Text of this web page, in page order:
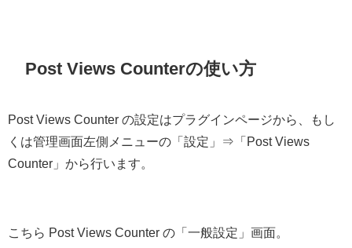
Post Views Counterの使い方
Post Views Counter の設定はプラグインページから、もし
くは管理画面左側メニューの「設定」⇒「Post Views
Counter」から行います。
こちら Post Views Counter の「一般設定」画面。